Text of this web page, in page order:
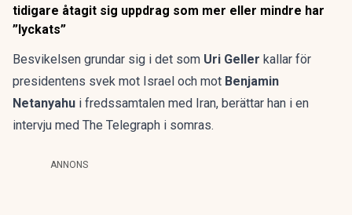
tidigare åtagit sig uppdrag som mer eller mindre har
”lyckats”
Besvikelsen grundar sig i det som Uri Geller kallar för
presidentens svek mot Israel och mot Benjamin
Netanyahu i fredssamtalen med Iran, berättar han i en
intervju med The Telegraph i somras.
ANNONS